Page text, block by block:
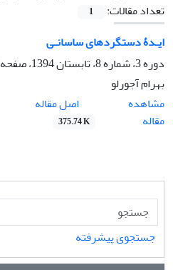
تعداد مقالات:
1
ایـدۀ دستگردهای ساسانـی
دوره 3، شماره 8، تابستان 1394، صفحه
بهرام آجورلو
مشاهده
مقاله
اصل مقاله
375.74 K
جستجوی پیشرفته